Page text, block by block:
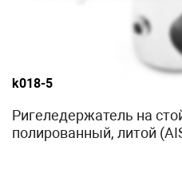
k018-5
Ригеледержатель на
полированный, литой